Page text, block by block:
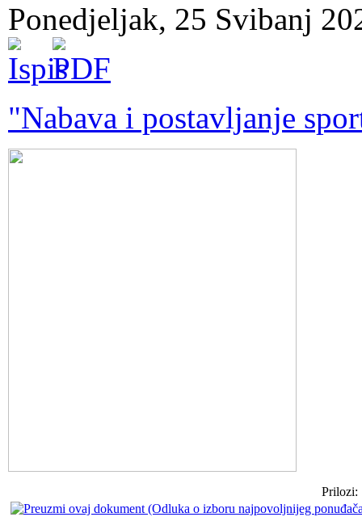
Ponedjeljak, 25 Svibanj
"Nabava i postavljanje
Prilozi: